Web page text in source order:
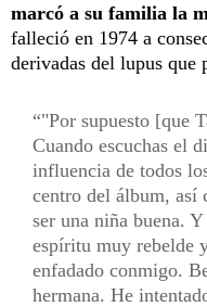
marcó a su familia la
falleció en 1974 a
derivadas del lupus que
"Por supuesto [que
Cuando escuchas el
influencia de todos
centro del álbum, así
ser una niña buena.
espíritu muy rebelde
enfadado conmigo.
hermana. He